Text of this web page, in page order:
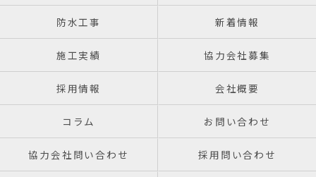
防水工事 新着情報
施工実績 協力会社募集
採用情報 会社概要
コラム お問い合わせ
協力会社問い合わせ 採用問い合わせ